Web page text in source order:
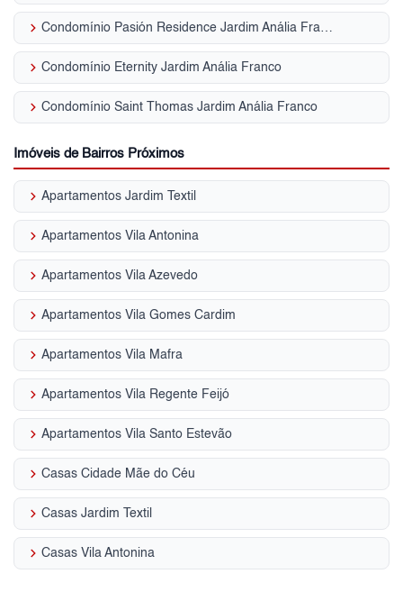
keyboard_arrow_right Condomínio Pasión Residence Jardim Anália Franco
keyboard_arrow_right Condomínio Eternity Jardim Anália Franco
keyboard_arrow_right Condomínio Saint Thomas Jardim Anália Franco
Imóveis de Bairros Próximos
keyboard_arrow_right Apartamentos Jardim Textil
keyboard_arrow_right Apartamentos Vila Antonina
keyboard_arrow_right Apartamentos Vila Azevedo
keyboard_arrow_right Apartamentos Vila Gomes Cardim
keyboard_arrow_right Apartamentos Vila Mafra
keyboard_arrow_right Apartamentos Vila Regente Feijó
keyboard_arrow_right Apartamentos Vila Santo Estevão
keyboard_arrow_right Casas Cidade Mãe do Céu
keyboard_arrow_right Casas Jardim Textil
keyboard_arrow_right Casas Vila Antonina